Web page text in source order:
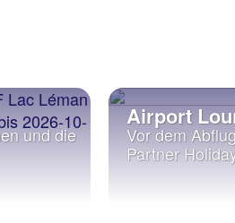
und die
Airport
Vor dem
Partner